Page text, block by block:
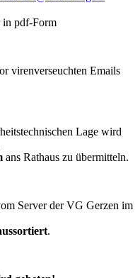
virenverseuchten Emails
Lage wird
ans Rathaus zu übermitteln.
Server der VG Gerzen im
.